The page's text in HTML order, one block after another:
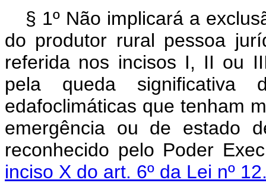
§ 1º Não implicará a
do produtor rural pessoa
referida nos incisos I, II ou
pela queda significativa
edafoclimáticas que tenham
emergência ou de estado
reconhecido pelo Poder
inciso X do art. 6º da Lei nº